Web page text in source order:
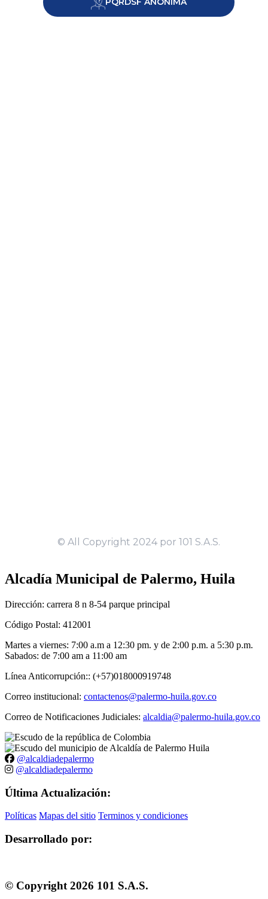
Alcadía Municipal de Palermo, Huila
Dirección: carrera 8 n 8-54 parque principal
Código Postal: 412001
Martes a viernes: 7:00 a.m a 12:30 pm. y de 2:00 p.m. a 5:30 p.m.
Sabados: de 7:00 am a 11:00 am
Línea Anticorrupción:: (+57)018000919748
Correo institucional: contactenos@palermo-huila.gov.co
Correo de Notificaciones Judiciales: alcaldia@palermo-huila.gov.co
@alcaldiadepalermo
@alcaldiadepalermo
Última Actualización:
Políticas Mapas del sitio Terminos y condiciones
Desarrollado por:
© Copyright 2026 101 S.A.S.